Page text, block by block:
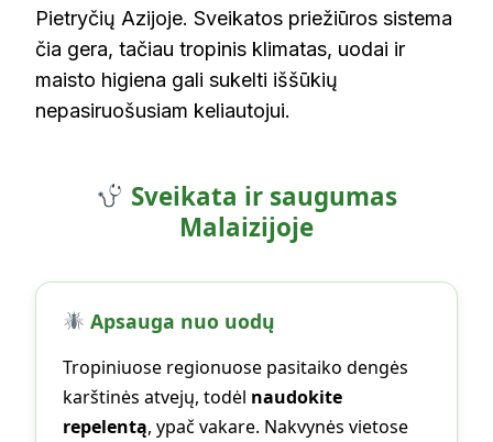
Pietryčių Azijoje. Sveikatos priežiūros sistema
čia gera, tačiau tropinis klimatas, uodai ir
maisto higiena gali sukelti iššūkių
nepasiruošusiam keliautojui.
Sveikata ir saugumas
Malaizijoje
Apsauga nuo uodų
Tropiniuose regionuose pasitaiko dengės
karštinės atvejų, todėl naudokite
repelentą, ypač vakare. Nakvynės vietose